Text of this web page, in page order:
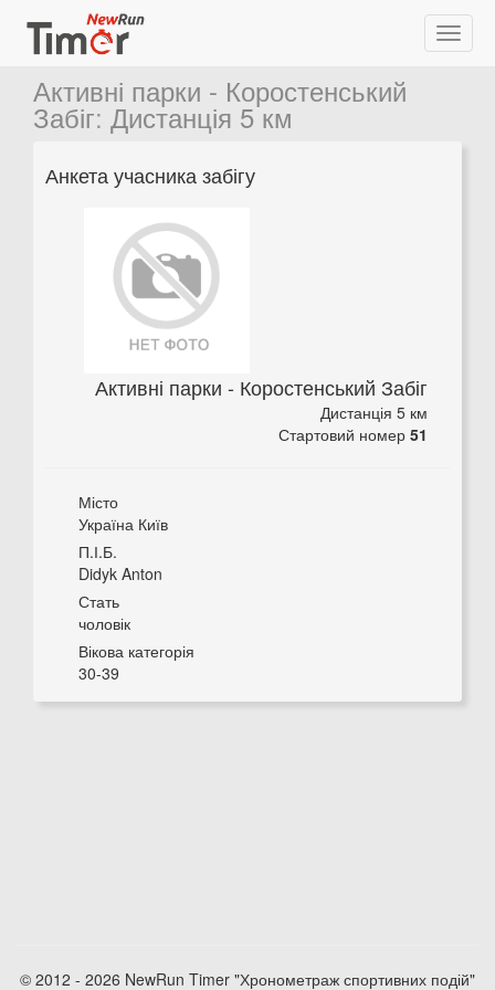
Активні парки - Коростенський
Забіг: Дистанція 5 км
Анкета учасника забігу
Активні парки - Коростенський Забіг
Дистанція 5 км
Стартовий номер 51
Місто
Україна Київ
П.І.Б.
Didyk Anton
Стать
чоловік
Вікова категорія
30-39
© 2012 - 2026 NewRun Timer "Хронометраж спортивних подій"